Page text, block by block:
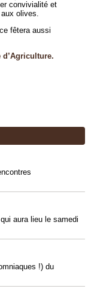
convivialité et
olives.
fêtera aussi
d’Agriculture.
aura lieu le samedi
!) du